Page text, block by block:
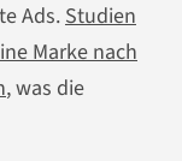
Ads.Studien
Marke nach
, was die